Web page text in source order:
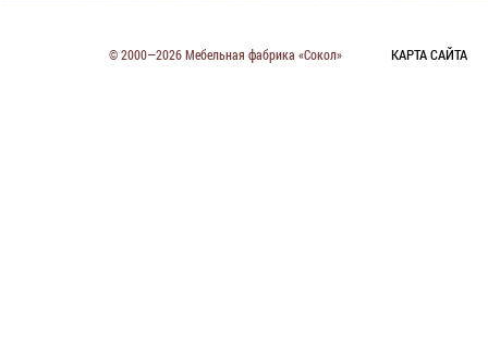
© 2000—2026 Мебельная фабрика «Сокол» КАРТА САЙТА